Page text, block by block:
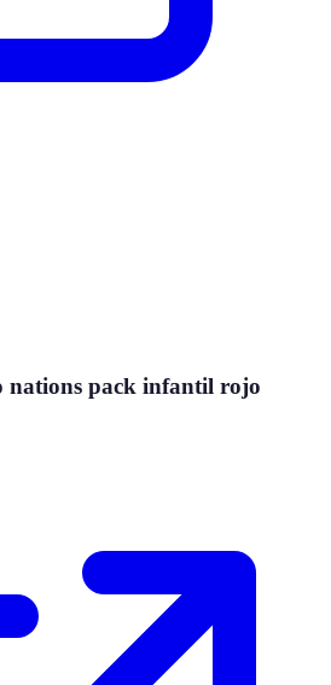
nations pack infantil rojo